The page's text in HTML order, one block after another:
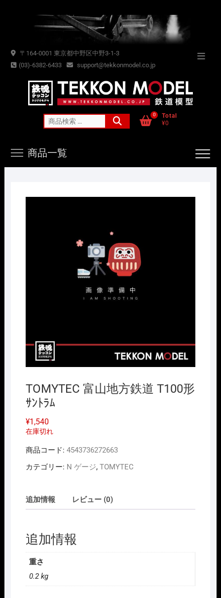
〒164-0001 東京都中野区中野3-1-3
(03)-6382-6433
support@tekkonmodel.co.jp
索
0
Total
¥0
商品一覧
TOMYTEC 富山地方鉄道 T100形
ｻﾝﾄﾗﾑ
¥1,540
在庫切れ
商品コード: 4543736272663
カテゴリー: N ゲージ, TOMYTEC
追加情報 レビュー (0)
追加情報
重さ
0.2 kg